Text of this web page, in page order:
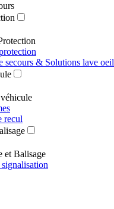
secours & Solutions lave oeil
recul
et Balisage